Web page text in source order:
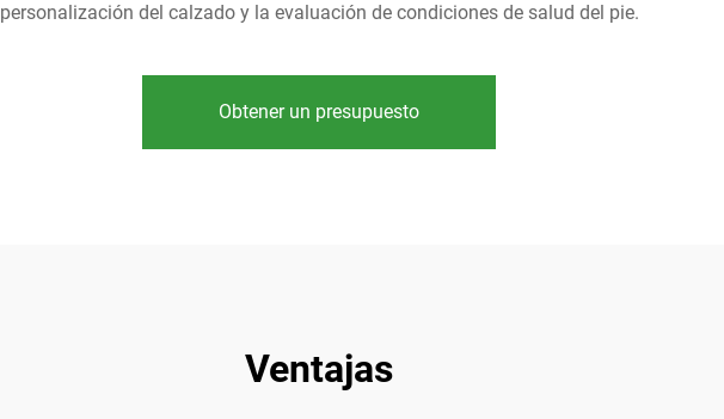
personalización del calzado y la evaluación de condiciones de salud del pie.
Obtener un presupuesto
Ventajas